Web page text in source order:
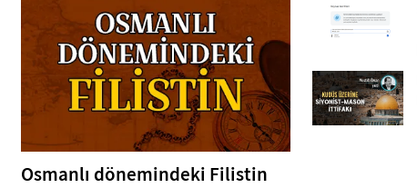
Osmanlı dönemindeki Filistin